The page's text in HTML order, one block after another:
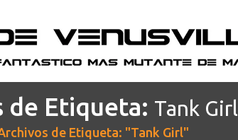
de Etiqueta: Tank Girl
de Etiqueta: "Tank Girl"